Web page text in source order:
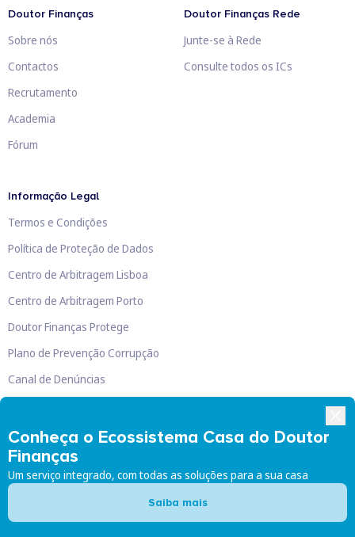
Conheça o Ecossistema Casa do Doutor
Finanças
Um serviço integrado, com todas as soluções para a sua casa
Saiba mais
Doutor Finanças
Sobre nós
Contactos
Recrutamento
Academia
Fórum
Doutor Finanças Rede
Junte-se à Rede
Consulte todos os ICs
Informação Legal
Termos e Condições
Política de Proteção de Dados
Centro de Arbitragem Lisboa
Centro de Arbitragem Porto
Doutor Finanças Protege
Plano de Prevenção Corrupção
Canal de Denúncias
Doutor Finanças, Lda